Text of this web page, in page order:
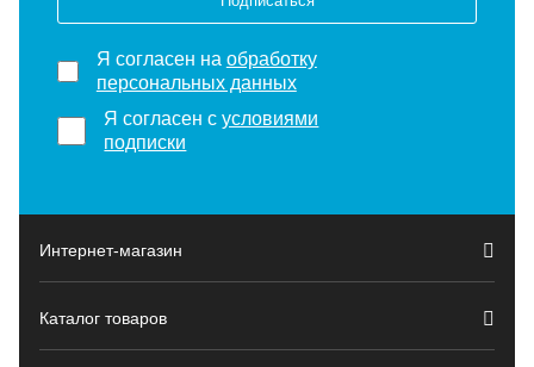
Я согласен на обработку
персональных данных
Я согласен сусловиями
подписки
Интернет-магазин
Каталог товаров